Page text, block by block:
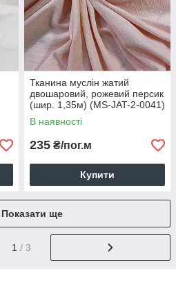
Тканина муслін жатий
двошаровий, рожевий персик
(шир. 1,35м) (MS-JAT-2-0041)
В наявності
235 ₴/пог.м
Купити
Показати ще
1 / 3